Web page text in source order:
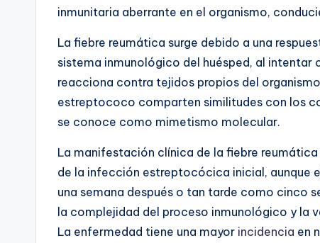
inmunitaria aberrante en el organismo,
La fiebre reumática surge debido a una
sistema inmunológico del huésped, al
reacciona contra tejidos propios del
estreptococo comparten similitudes con los
se conoce como mimetismo molecular.
La manifestación clínica de la fiebre
de la infección estreptocócica inicial, aunque
una semana después o tan tarde como cinco
la complejidad del proceso inmunológico y la
La enfermedad tiene una mayor incidencia en